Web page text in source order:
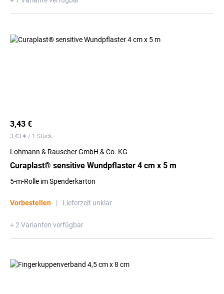
3,43 €
3,43 € / 1 Stück
Lohmann & Rauscher GmbH & Co. KG
Curaplast® sensitive Wundpflaster 4 cm x 5 m
5-m-Rolle im Spenderkarton
Vorbestellen | Lieferzeit unklar
+ 2 Varianten verfügbar